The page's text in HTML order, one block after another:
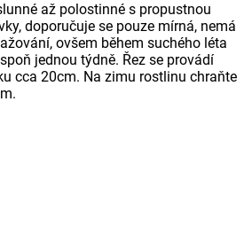
až polostinné s propustnou
doporučuje se pouze mírná, nemá
ovšem během suchého léta
jednou týdně. Řez se provádí
cca 20cm. Na zimu rostlinu chraňte